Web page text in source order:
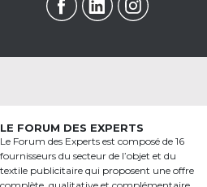
LE FORUM DES EXPERTS
Le Forum des Experts est composé de 16
fournisseurs du secteur de l’objet et du
textile publicitaire qui proposent une offre